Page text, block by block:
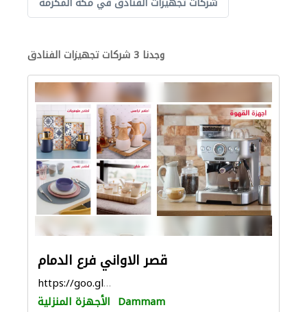
وجدنا 3 شركات تجهيزات الفنادق
قصر الاواني فرع الدمام
https://goo.gl/maps/pfi1fsezuw1C6ghj9
الأجهزة المنزلية Dammam